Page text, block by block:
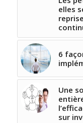
elles
6
Une
sur